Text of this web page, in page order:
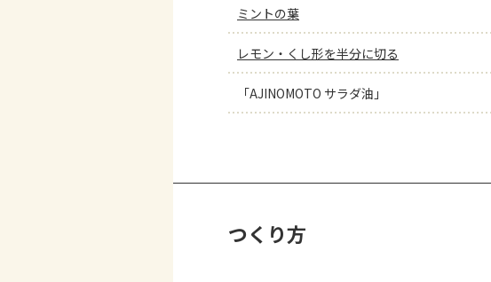
ミントの葉
レモン・くし形を半分に切る
「AJINOMOTO サラダ油」
つくり方